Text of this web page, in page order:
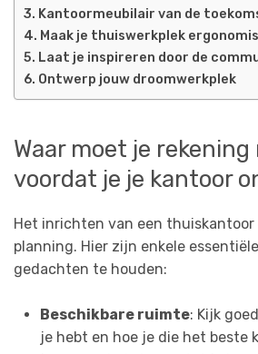
Kantoormeubilair van de
Maak je thuiswerkplek
Laat je inspireren door de
Ontwerp jouw droomwerkplek
Waar moet je
voordat je je kantoor
Het inrichten van een
planning. Hier zijn enkele
gedachten te houden:
Beschikbare ruimte: Kijk
je hebt en hoe je die het beste